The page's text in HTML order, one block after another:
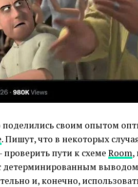
поделились своим опытом
. Пишут, что в некоторых
пути к схеме Room,
детерминированным
и, конечно,